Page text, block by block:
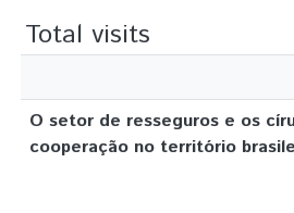
Total visits
O setor de resseguros e os
cooperação no território